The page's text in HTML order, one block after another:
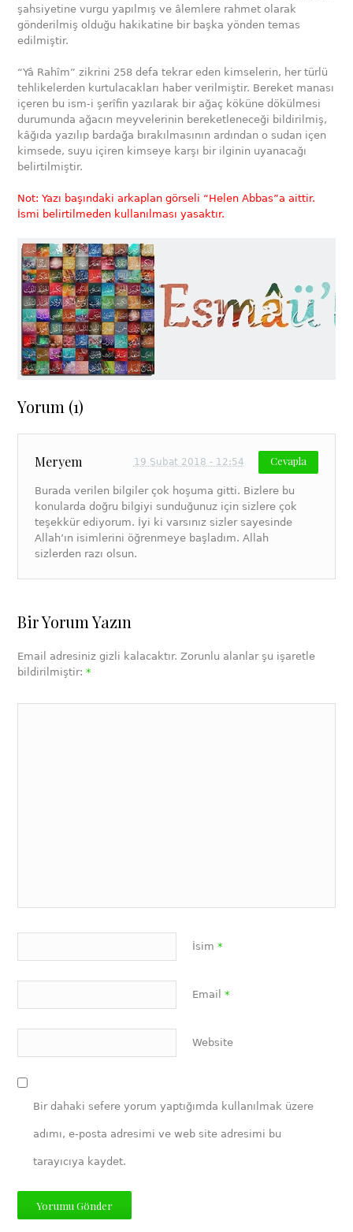
şahsiyetine vurgu yapılmış ve âlemlere rahmet olarak
gönderilmiş olduğu hakikatine bir başka yönden temas
edilmiştir.
“Yâ Rahîm” zikrini 258 defa tekrar eden kimselerin, her türlü
tehlikelerden kurtulacakları haber verilmiştir. Bereket manası
içeren bu ism-i şerîfin yazılarak bir ağaç köküne dökülmesi
durumunda ağacın meyvelerinin bereketleneceği bildirilmiş,
kâğıda yazılıp bardağa bırakılmasının ardından o sudan içen
kimsede, suyu içiren kimseye karşı bir ilginin uyanacağı
belirtilmiştir.
Not: Yazı başındaki arkaplan görseli “Helen Abbas”a aittir.
İsmi belirtilmeden kullanılması yasaktır.
Yorum (1)
Meryem Cevapla
19 Şubat 2018 - 12:54
Burada verilen bilgiler çok hoşuma gitti. Bizlere bu
konularda doğru bilgiyi sunduğunuz için sizlere çok
teşekkür ediyorum. İyi ki varsınız sizler sayesinde
Allah’ın isimlerini öğrenmeye başladım. Allah
sizlerden razı olsun.
Bir Yorum Yazın
Email adresiniz gizli kalacaktır. Zorunlu alanlar şu işaretle
bildirilmiştir:*
İsim *
Email *
Website
Bir dahaki sefere yorum yaptığımda kullanılmak üzere
adımı, e-posta adresimi ve web site adresimi bu
tarayıcıya kaydet.